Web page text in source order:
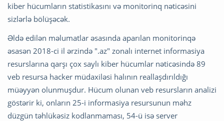
kiber hücumların statistikasını və monitorinq nəticəsini
sizlərlə bölüşəcək.
Əldə edilən məlumatlar əsasında aparılan monitorinqə
əsasən 2018-ci il ərzində ".az" zonalı internet informasiya
resurslarına qarşı çox saylı kiber hücumlar nəticəsində 89
veb resursa hacker müdaxiləsi halının reallaşdırıldığı
müəyyən olunmuşdur. Hücum olunan veb resursların analizi
göstərir ki, onların 25-i informasiya resursunun məhz
düzgün təhlükəsiz kodlanmaması, 54-ü isə server